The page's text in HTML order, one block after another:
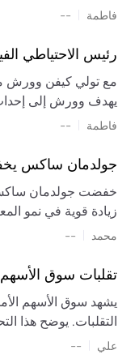
تشكيل تقييم
فاطمة --
رئيس الاحتياطي
مع تولي كيفن وورش
يهدف وورش إلى إحداث
السياسة ويمنح البنك
فاطمة --
جولدمان ساكس يخفض توقعات
زيادة قوية في نمو
سابقًا. من المتوقع
عدم اليقين
استمرار
إضافي.
محمد --
تقلبات سوق الأسهم
يشهد سوق الأسهم
التقلبات. يوضح هذا
علي --